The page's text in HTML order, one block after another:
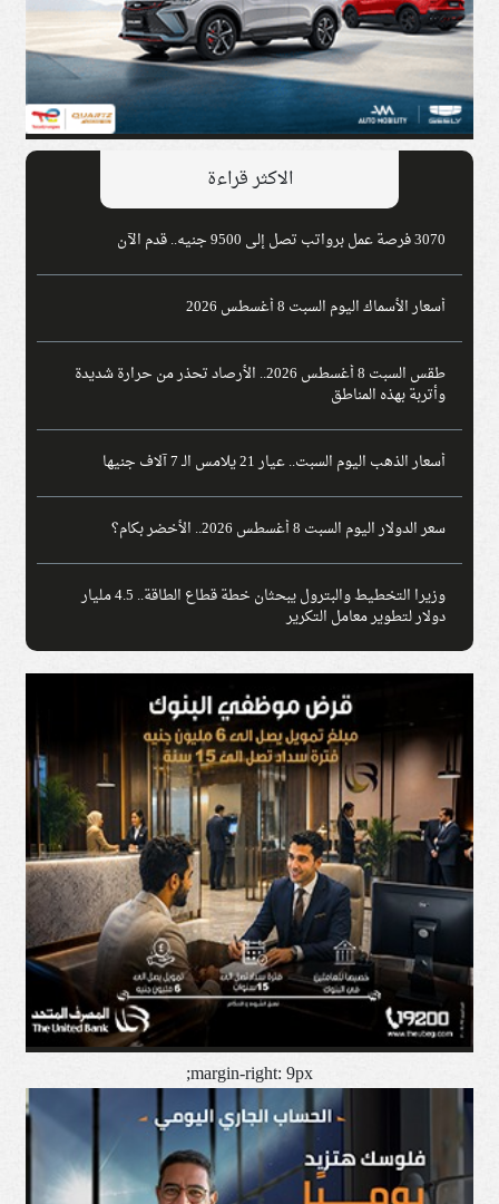
الاكثر قراءة
3070 فرصة عمل برواتب تصل إلى 9500 جنيه.. قدم الآن
أسعار الأسماك اليوم السبت 8 أغسطس 2026
طقس السبت 8 أغسطس 2026.. الأرصاد تحذر من حرارة شديدة
وأتربة بهذه المناطق
أسعار الذهب اليوم السبت.. عيار 21 يلامس الـ 7 آلاف جنيها
سعر الدولار اليوم السبت 8 أغسطس 2026.. الأخضر بكام؟
وزيرا التخطيط والبترول يبحثان خطة قطاع الطاقة.. 4.5 مليار
دولار لتطوير معامل التكرير
margin-right: 9px;